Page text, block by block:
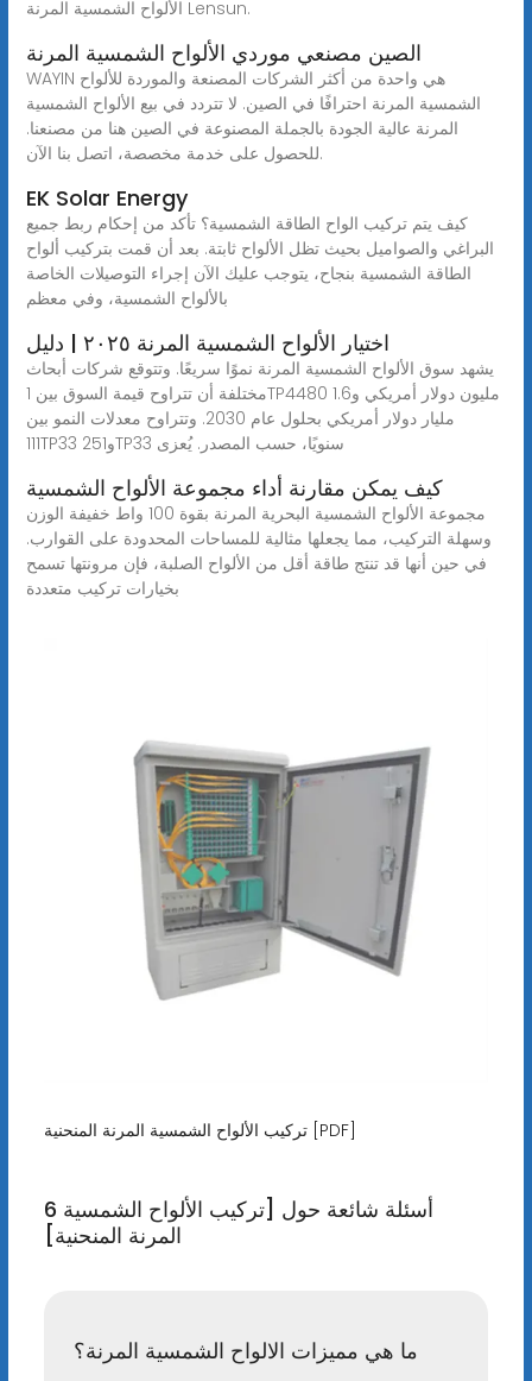
الألواح الشمسية المرنة Lensun.
الصين مصنعي موردي الألواح الشمسية المرنة
WAYIN هي واحدة من أكثر الشركات المصنعة والموردة للألواح
الشمسية المرنة احترافًا في الصين. لا تتردد في بيع الألواح الشمسية
المرنة عالية الجودة بالجملة المصنوعة في الصين هنا من مصنعنا.
للحصول على خدمة مخصصة، اتصل بنا الآن.
EK Solar Energy
كيف يتم تركيب الواح الطاقة الشمسية؟ تأكد من إحكام ربط جميع
البراغي والصواميل بحيث تظل الألواح ثابتة. بعد أن قمت بتركيب ألواح
الطاقة الشمسية بنجاح، يتوجب عليك الآن إجراء التوصيلات الخاصة
بالألواح الشمسية، وفي معظم
اختيار الألواح الشمسية المرنة ٢٠٢٥ | دليل
يشهد سوق الألواح الشمسية المرنة نموًا سريعًا. وتتوقع شركات أبحاث
مختلفة أن تتراوح قيمة السوق بين 1TP4480 مليون دولار أمريكي و1.6
مليار دولار أمريكي بحلول عام 2030. وتتراوح معدلات النمو بين
111TP33 و251TP33 سنويًا، حسب المصدر. يُعزى
كيف يمكن مقارنة أداء مجموعة الألواح الشمسية
مجموعة الألواح الشمسية البحرية المرنة بقوة 100 واط خفيفة الوزن
وسهلة التركيب، مما يجعلها مثالية للمساحات المحدودة على القوارب.
في حين أنها قد تنتج طاقة أقل من الألواح الصلبة، فإن مرونتها تسمح
بخيارات تركيب متعددة
تركيب الألواح الشمسية المرنة المنحنية [PDF]
6 أسئلة شائعة حول [تركيب الألواح الشمسية
المرنة المنحنية]
ما هي مميزات الالواح الشمسية المرنة؟